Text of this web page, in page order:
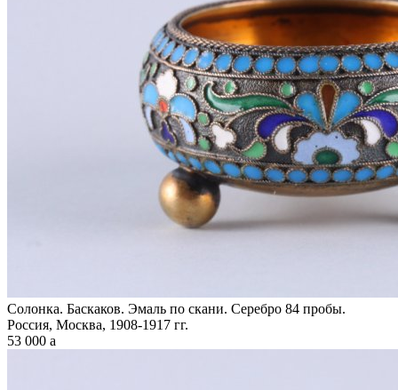
Солонка. Баскаков. Эмаль по скани. Серебро 84 пробы.
Россия, Москва, 1908-1917 гг.
53 000 a